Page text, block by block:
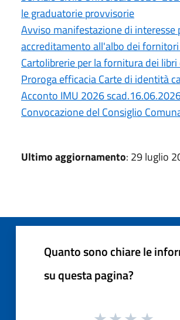
le graduatorie provvisorie
Avviso manifestazione di interesse
accreditamento all'albo dei
Cartolibrerie per la fornitura dei
Proroga efficacia Carte di identità
Acconto IMU 2026
Convocazione del Consiglio
Ultimo aggiornamento: 29 luglio
Quanto sono chiare le
su questa pagina?